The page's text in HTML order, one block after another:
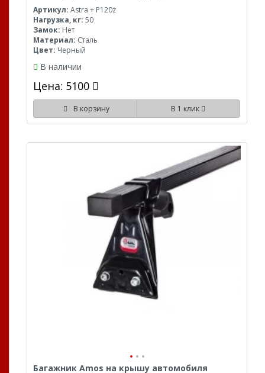
Артикул: Astra + P120z
Нагрузка, кг: 50
Замок: Нет
Материал: Сталь
Цвет: Черный
В наличии
Цена: 5100
В корзину В 1 клик
Багажник Amos на крышу автомобиля